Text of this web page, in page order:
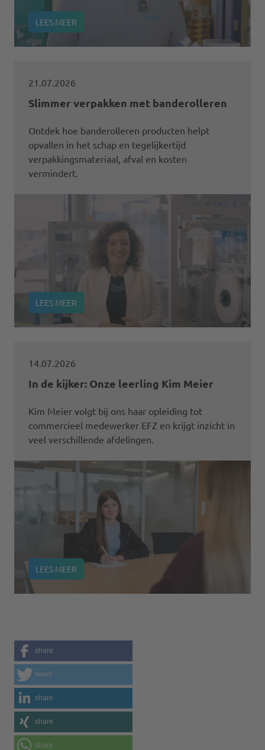
LEES MEER
21.07.2026
Slimmer verpakken met banderolleren
Ontdek hoe banderolleren producten helpt
opvallen in het schap en tegelijkertijd
verpakkingsmateriaal, afval en kosten
vermindert.
LEES MEER
14.07.2026
In de kijker: Onze leerling Kim Meier
Kim Meier volgt bij ons haar opleiding tot
commercieel medewerker EFZ en krijgt inzicht in
veel verschillende afdelingen.
LEES MEER
share
tweet
share
share
share